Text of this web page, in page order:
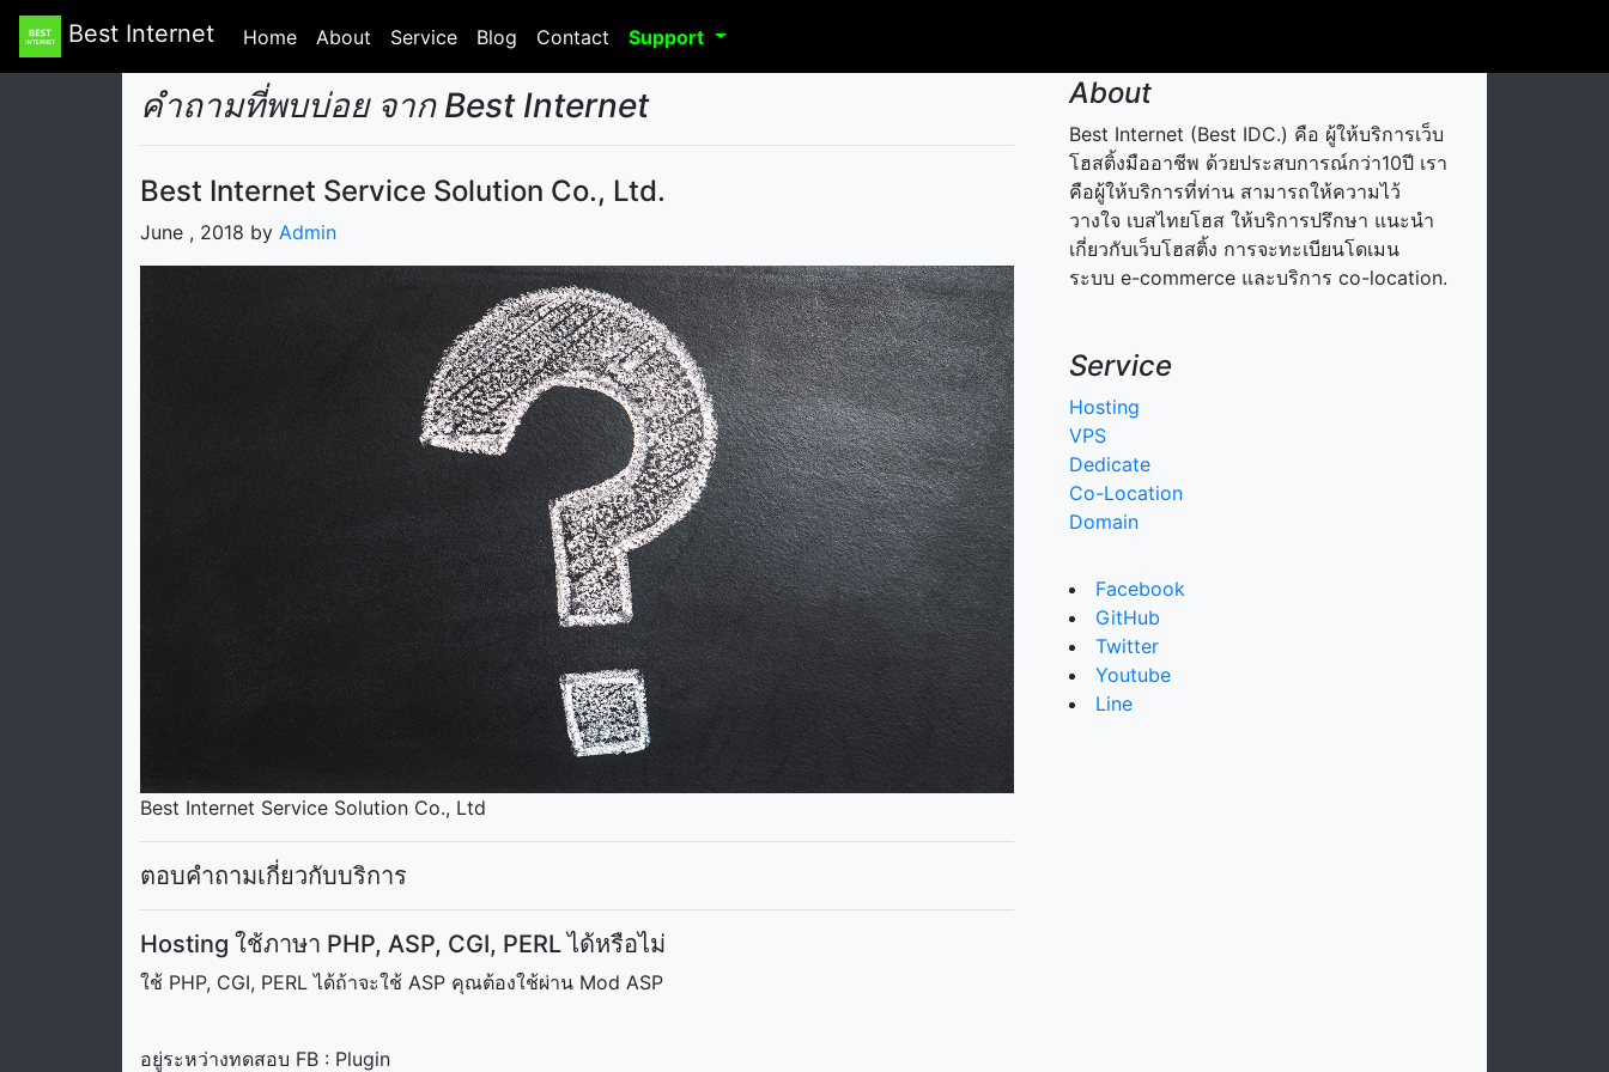
Best Internet Home (current)
About Service Blog Contact Support
คำถามที่พบบ่อย จาก Best Internet
Best Internet Service Solution Co., Ltd.
June , 2018 by Admin
Best Internet Service Solution Co., Ltd
ตอบคำถามเกี่ยวกับบริการ
Hosting ใช้ภาษา PHP, ASP, CGI, PERL ได้หรือไม่
ใช้ PHP, CGI, PERL ได้ถ้าจะใช้ ASP คุณต้องใช้ผ่าน Mod ASP
อยู่ระหว่างทดสอบ FB : Plugin
About
Best Internet (Best IDC.) คือ ผู้ให้บริการเว็บ
โฮสติ้งมืออาชีพ ด้วยประสบการณ์กว่า10ปี เรา
คือผู้ให้บริการที่ท่าน สามารถให้ความไว้
วางใจ เบสไทยโฮส ให้บริการปรึกษา แนะนำ
เกี่ยวกับเว็บโฮสติ้ง การจะทะเบียนโดเมน
ระบบ e-commerce และบริการ co-location.
Service
Hosting
VPS
Dedicate
Co-Location
Domain
Facebook
GitHub
Twitter
Youtube
Line